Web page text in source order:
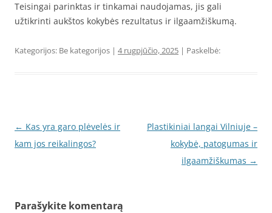
Teisingai parinktas ir tinkamai naudojamas, jis gali
užtikrinti aukštos kokybės rezultatus ir ilgaamžiškumą.
Kategorijos: Be kategorijos | 4 rugpjūčio, 2025 | Paskelbė:
Įrašo
navigacija
← Kas yra garo plėvelės ir
kam jos reikalingos?
Plastikiniai langai Vilniuje –
kokybė, patogumas ir
ilgaamžiškumas →
Parašykite komentarą